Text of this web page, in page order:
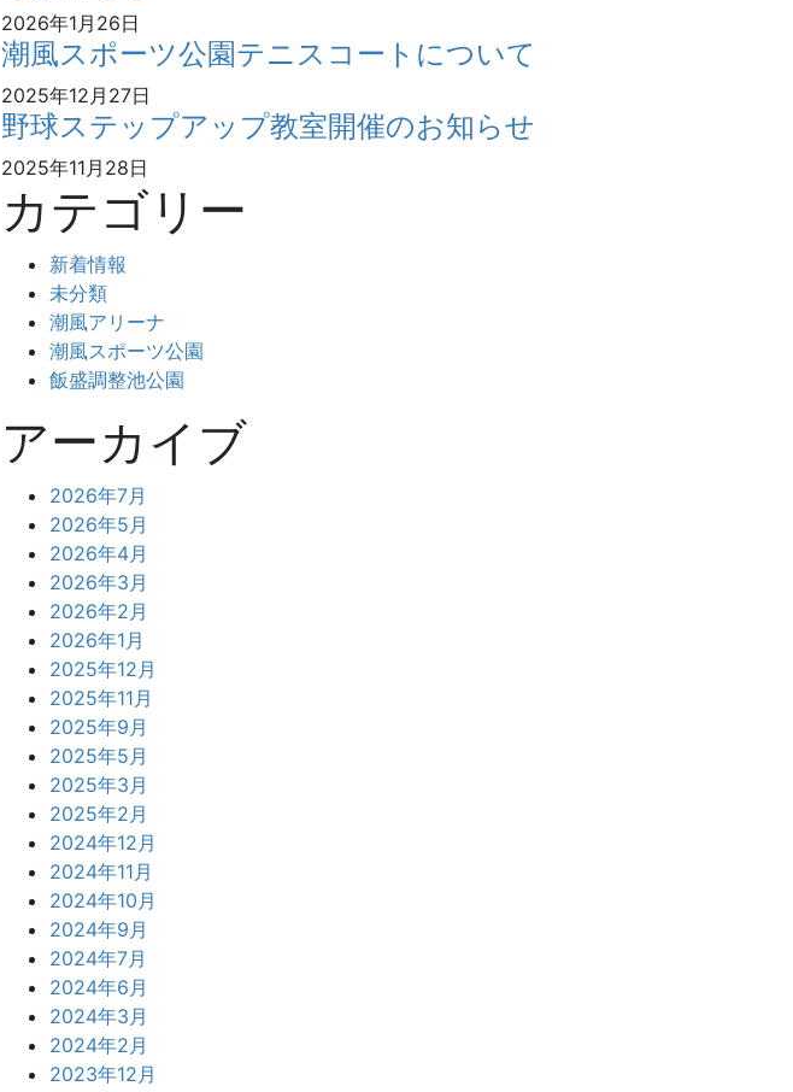
2026年1月26日
潮風スポーツ公園テニスコートについて
2025年12月27日
野球ステップアップ教室開催のお知らせ
2025年11月28日
カテゴリー
新着情報
未分類
潮風アリーナ
潮風スポーツ公園
飯盛調整池公園
アーカイブ
2026年7月
2026年5月
2026年4月
2026年3月
2026年2月
2026年1月
2025年12月
2025年11月
2025年9月
2025年5月
2025年3月
2025年2月
2024年12月
2024年11月
2024年10月
2024年9月
2024年7月
2024年6月
2024年3月
2024年2月
2023年12月